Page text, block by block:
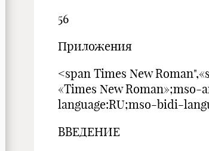
56
Приложения
<span Times New
«Times New
language:RU;mso-bidi-
ВВЕДЕНИЕ